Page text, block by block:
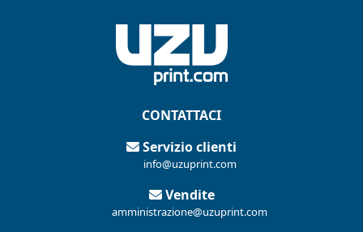
CONTATTACI
Servizio clienti
info@uzuprint.com
Vendite
amministrazione@uzuprint.com